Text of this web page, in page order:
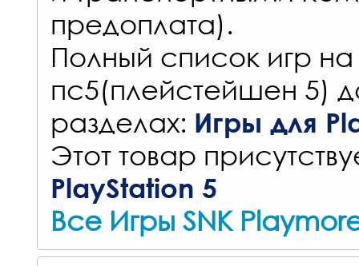
предоплата).
Полный список игр на
пс5(плейстейшен 5)
разделах: Игры для
Этот товар
PlayStation 5
Все Игры SNK